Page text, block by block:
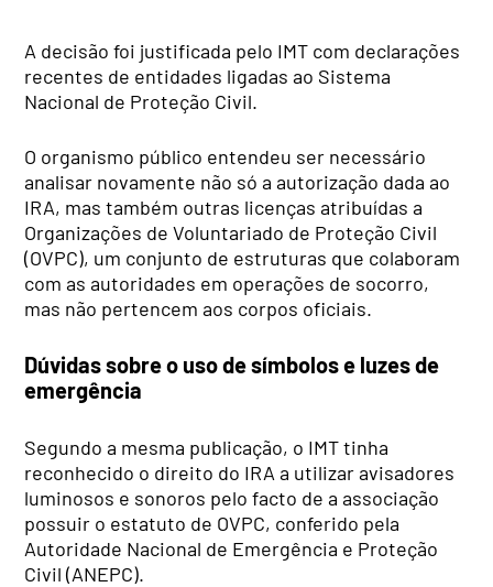
A decisão foi justificada pelo IMT com declarações
recentes de entidades ligadas ao Sistema
Nacional de Proteção Civil.
O organismo público entendeu ser necessário
analisar novamente não só a autorização dada ao
IRA, mas também outras licenças atribuídas a
Organizações de Voluntariado de Proteção Civil
(OVPC), um conjunto de estruturas que colaboram
com as autoridades em operações de socorro,
mas não pertencem aos corpos oficiais.
Dúvidas sobre o uso de símbolos e luzes de
emergência
Segundo a mesma publicação, o IMT tinha
reconhecido o direito do IRA a utilizar avisadores
luminosos e sonoros pelo facto de a associação
possuir o estatuto de OVPC, conferido pela
Autoridade Nacional de Emergência e Proteção
Civil (ANEPC).